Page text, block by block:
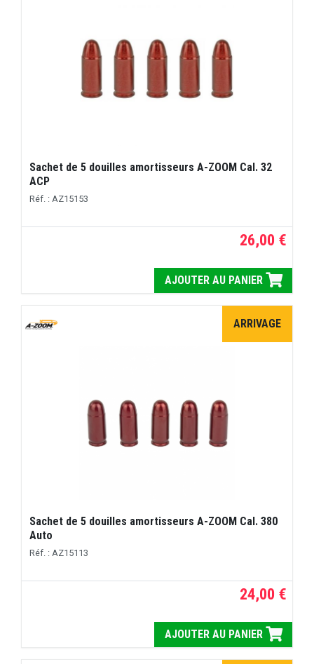
Sachet de 5 douilles amortisseurs A-ZOOM Cal. 32
ACP
Réf. : AZ15153
26,00 €
AJOUTER AU PANIER
ARRIVAGE
Sachet de 5 douilles amortisseurs A-ZOOM Cal. 380
Auto
Réf. : AZ15113
24,00 €
AJOUTER AU PANIER